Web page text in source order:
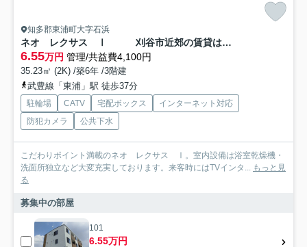
知多郡東浦町大字石浜
ネオ レクサス Ⅰ 刈谷市近郊の賃貸はクラスホーム刈谷店
6.55万円 管理/共益費4,100円
35.23㎡ (2K) /築6年 /3階建
武豊線「東浦」駅 徒歩37分
駐輪場 CATV 宅配ボックス
インターネット対応
防犯カメラ
公共下水
こだわりポイント満載のネオ レクサス Ⅰ。室内設備は浴室乾燥機・
洗面所独立など大変充実しております。来客時にはTVインタ...
もっと見
る
募集中の部屋
101
6.55万円